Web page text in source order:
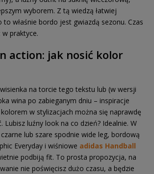
wyborem. Z tą wiedzą łatwiej
to właśnie bordo jest gwiazdą sezonu. Czas
praktyce.
action: jak nosić kolor
na torcie tego tekstu lub (w wersji
wina po zabieganym dniu – inspiracje
w stylizacjach można się naprawdę
Lubisz luźny look na co dzień? Idealnie. W
lub szare spodnie wide leg, bordową
Everyday i wiśniowe adidas Handball
podbiją fit. To prosta propozycja, na
nie poświęcisz dużo czasu, a będzie